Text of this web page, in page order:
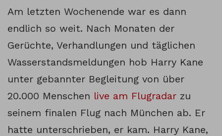
Am letzten Wochenende war es dann
endlich so weit. Nach Monaten der
Gerüchte, Verhandlungen und täglichen
Wasserstandsmeldungen hob Harry Kane
unter gebannter Begleitung von über
20.000 Menschen live am Flugradar zu
seinem finalen Flug nach München ab. Er
hatte unterschrieben, er kam. Harry Kane,